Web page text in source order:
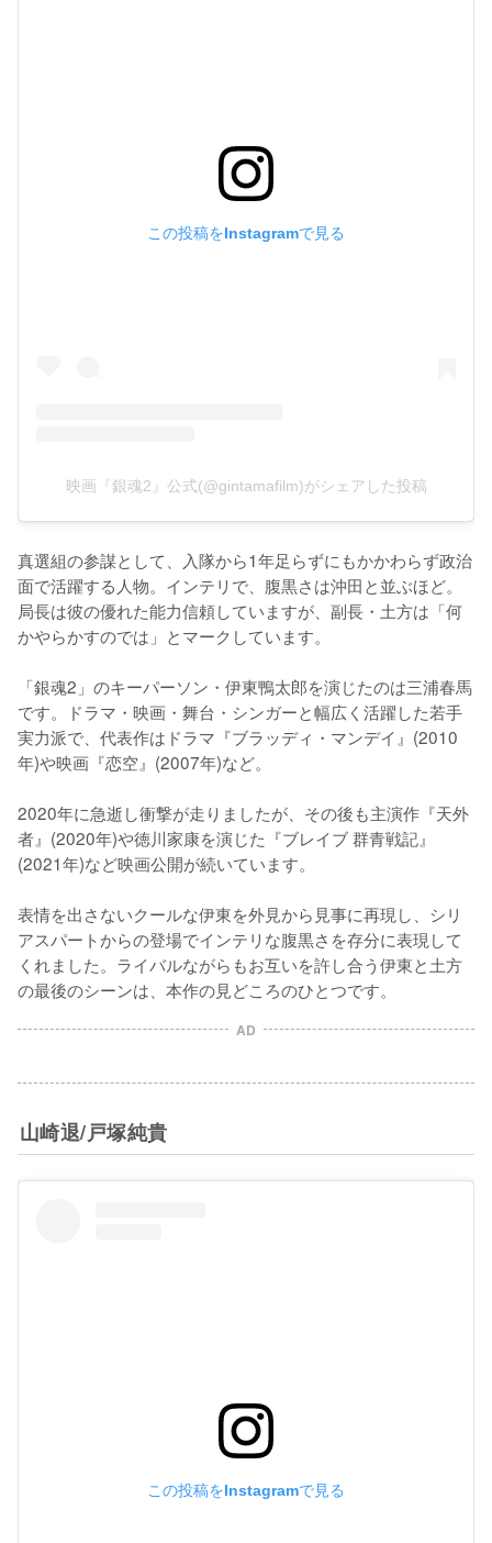
この投稿をInstagramで見る
映画『銀魂2』公式(@gintamafilm)がシェアした投稿
真選組の参謀として、入隊から1年足らずにもかかわらず政治
面で活躍する人物。インテリで、腹黒さは沖田と並ぶほど。
局長は彼の優れた能力信頼していますが、副長・土方は「何
かやらかすのでは」とマークしています。
「銀魂2」のキーパーソン・伊東鴨太郎を演じたのは三浦春馬
です。ドラマ・映画・舞台・シンガーと幅広く活躍した若手
実力派で、代表作はドラマ『ブラッディ・マンデイ』(2010
年)や映画『恋空』(2007年)など。
2020年に急逝し衝撃が走りましたが、その後も主演作『天外
者』(2020年)や徳川家康を演じた『ブレイブ 群青戦記』
(2021年)など映画公開が続いています。
表情を出さないクールな伊東を外見から見事に再現し、シリ
アスパートからの登場でインテリな腹黒さを存分に表現して
くれました。ライバルながらもお互いを許し合う伊東と土方
の最後のシーンは、本作の見どころのひとつです。
AD
山崎退/戸塚純貴
この投稿をInstagramで見る